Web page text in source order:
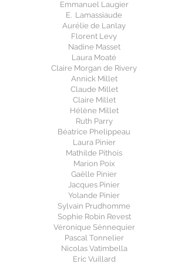
Emmanuel Laugier
E. Lamassiaude
Aurélie de Lanlay
Florent Levy
Nadine Masset
Laura Moaté
Claire Morgan de Rivery
Annick Millet
Claude Millet
Claire Millet
Hélène Millet
Ruth Parry
Béatrice Phelippeau
Laura Pinier
Mathilde Pithois
Marion Poix
Gaëlle Pinier
Jacques Pinier
Yolande Pinier
Sylvain Prudhomme
Sophie Robin Revest
Véronique Sénnequier
Pascal Tonnelier
Nicolas Vatimbella
Eric Vuillard